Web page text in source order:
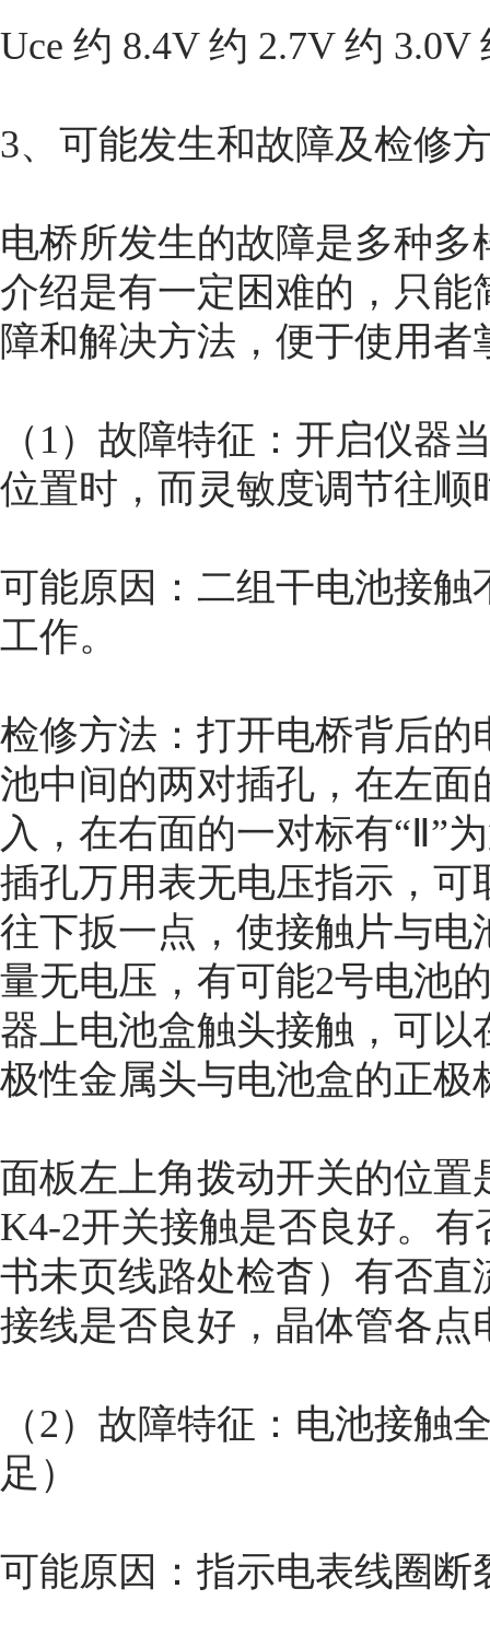
Uce 约 8.4V 约 2.7V 约 3.0V
3、可能发生和故障及检修
电桥所发生的故障是多种
介绍是有一定困难的，只
障和解决方法，便于使用者
（1）故障特征：开启仪器
位置时，而灵敏度调节往
可能原因：二组干电池接
工作。
检修方法：打开电桥背后
池中间的两对插孔，在左面
入，在右面的一对标有“Ⅱ”
插孔万用表无电压指示，可
往下扳一点，使接触片与电
量无电压，有可能2号电池
器上电池盒触头接触，可
极性金属头与电池盒的正极
面板左上角拨动开关的位置
K4-2开关接触是否良好。
书未页线路处检杳）有否
接线是否良好，晶体管各点
（2）故障特征：电池接触
足）
可能原因：指示电表线圈断